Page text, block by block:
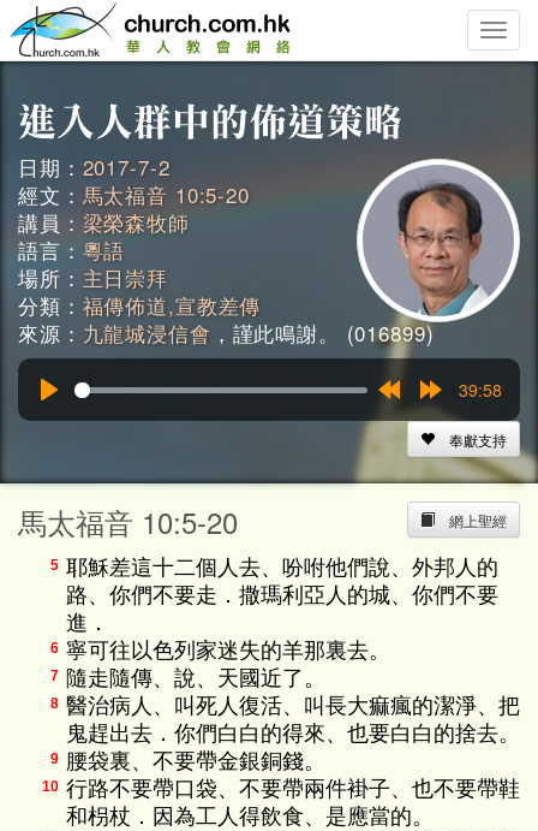
Toggle
日期： 2017-7-2
經文： 馬太福音 10:5-20
講員： 梁榮森牧師
語言： 粵語
場所： 主日崇拜
分類： 福傳佈道,宣教差傳
來源： 九龍城浸信會 ，謹此鳴謝。 (016899)
RewindForward
15s
39:58
奉獻支持
網上聖經
馬太福音 10:5-20
5 耶穌差這十二個人去、吩咐他們說、外邦人的
路、你們不要走．撒瑪利亞人的城、你們不要
進．
6 寧可往以色列家迷失的羊那裏去。
7 隨走隨傳、說、天國近了。
8 醫治病人、叫死人復活、叫長大痲瘋的潔淨、把
鬼趕出去．你們白白的得來、也要白白的捨去。
9 腰袋裏、不要帶金銀銅錢。
10 行路不要帶口袋、不要帶兩件褂子、也不要帶鞋
和枴杖．因為工人得飲食、是應當的。